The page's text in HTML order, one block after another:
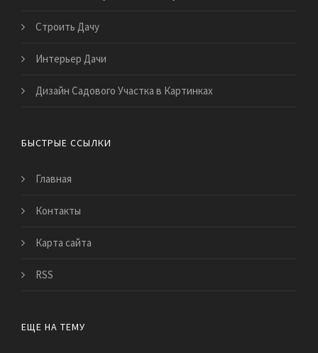
Строить Дачу
Интерьер Дачи
Дизайн Садового Участка в Картинках
БЫСТРЫЕ ССЫЛКИ
Главная
Контакты
Карта сайта
RSS
ЕЩЕ НА ТЕМУ